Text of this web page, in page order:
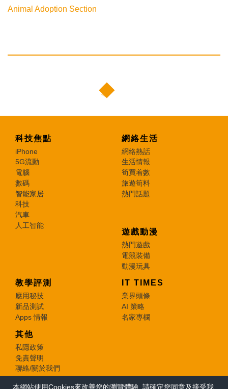
本網站使用Cookies來改善您的瀏覽體驗, 請確定您同意及接受我
Animal Adoption Section
科技焦點
iPhone
5G流動
電腦
數碼
智能家居
科技
汽車
人工智能
網絡生活
網絡熱話
生活情報
筍買着數
旅遊筍料
熱門話題
遊戲動漫
熱門遊戲
電競裝備
動漫玩具
教學評測
應用秘技
新品測試
Apps 情報
IT TIMES
業界頭條
AI 策略
名家專欄
其他
私隱政策
免責聲明
聯絡/關於我們